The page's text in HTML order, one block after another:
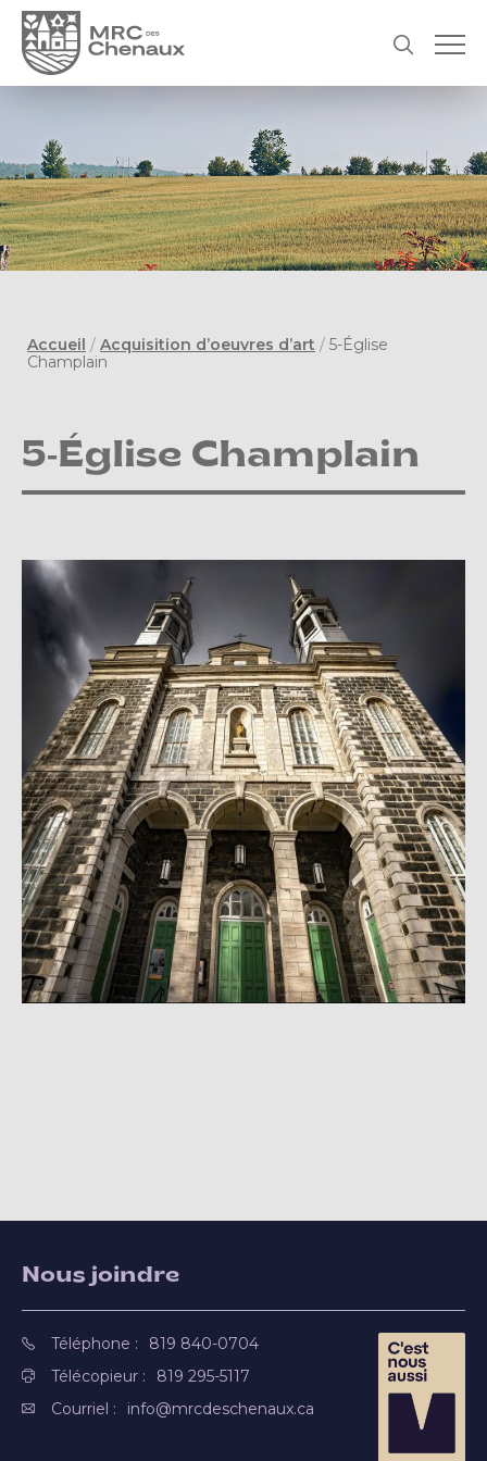
Accueil / Acquisition d’oeuvres d’art / 5-Église
Champlain
5-Église Champlain
Nous joindre
Téléphone :
819 840-0704
Télécopieur :
819 295-5117
Courriel :
info@mrcdeschenaux.ca